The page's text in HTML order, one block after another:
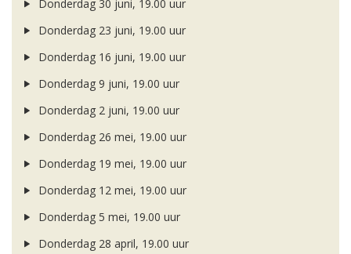
Donderdag 30 juni, 19.00 uur
Donderdag 23 juni, 19.00 uur
Donderdag 16 juni, 19.00 uur
Donderdag 9 juni, 19.00 uur
Donderdag 2 juni, 19.00 uur
Donderdag 26 mei, 19.00 uur
Donderdag 19 mei, 19.00 uur
Donderdag 12 mei, 19.00 uur
Donderdag 5 mei, 19.00 uur
Donderdag 28 april, 19.00 uur